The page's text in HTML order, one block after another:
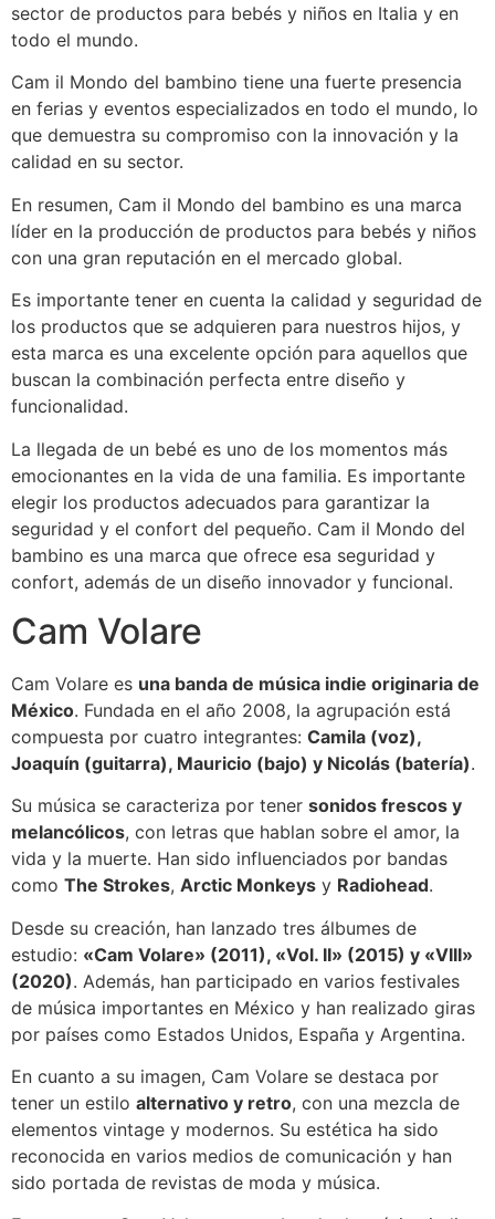
sector de productos para bebés y niños en Italia y en
todo el mundo.
Cam il Mondo del bambino tiene una fuerte presencia
en ferias y eventos especializados en todo el mundo, lo
que demuestra su compromiso con la innovación y la
calidad en su sector.
En resumen, Cam il Mondo del bambino es una marca
líder en la producción de productos para bebés y niños
con una gran reputación en el mercado global.
Es importante tener en cuenta la calidad y seguridad de
los productos que se adquieren para nuestros hijos, y
esta marca es una excelente opción para aquellos que
buscan la combinación perfecta entre diseño y
funcionalidad.
La llegada de un bebé es uno de los momentos más
emocionantes en la vida de una familia. Es importante
elegir los productos adecuados para garantizar la
seguridad y el confort del pequeño. Cam il Mondo del
bambino es una marca que ofrece esa seguridad y
confort, además de un diseño innovador y funcional.
Cam Volare
Cam Volare es una banda de música indie originaria de
México. Fundada en el año 2008, la agrupación está
compuesta por cuatro integrantes: Camila (voz),
Joaquín (guitarra), Mauricio (bajo) y Nicolás (batería).
Su música se caracteriza por tener sonidos frescos y
melancólicos, con letras que hablan sobre el amor, la
vida y la muerte. Han sido influenciados por bandas
como The Strokes, Arctic Monkeys y Radiohead.
Desde su creación, han lanzado tres álbumes de
estudio: «Cam Volare» (2011), «Vol. II» (2015) y «VIII»
(2020). Además, han participado en varios festivales
de música importantes en México y han realizado giras
por países como Estados Unidos, España y Argentina.
En cuanto a su imagen, Cam Volare se destaca por
tener un estilo alternativo y retro, con una mezcla de
elementos vintage y modernos. Su estética ha sido
reconocida en varios medios de comunicación y han
sido portada de revistas de moda y música.